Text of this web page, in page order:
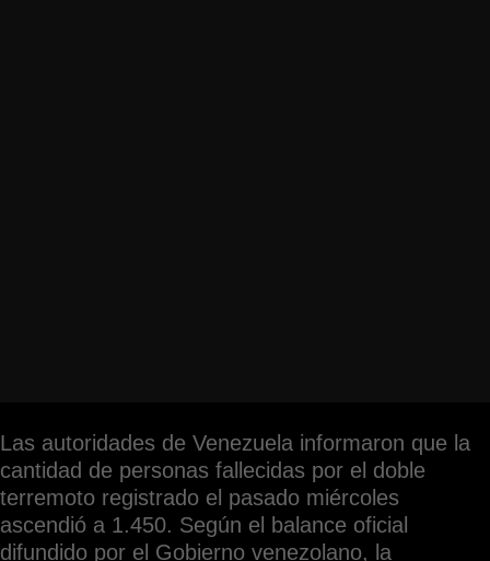
Las autoridades de Venezuela informaron que la
cantidad de personas fallecidas por el doble
terremoto registrado el pasado miércoles
ascendió a 1.450. Según el balance oficial
difundido por el Gobierno venezolano, la